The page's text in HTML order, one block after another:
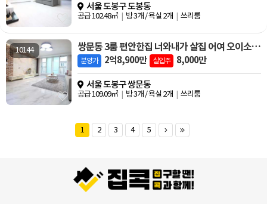
서울 도봉구 도봉동
공급 102.48㎡ 방 3개 / 욕실 2개 쓰리룸
10144 쌍문동 3룸 편안한집 너와내가 살집 어여 오이소~~~~
분양가 2억8,900만 실입주 8,000만
서울 도봉구 쌍문동
공급 109.09㎡ 방 3개 / 욕실 2개 쓰리룸
1 2 3 4 5